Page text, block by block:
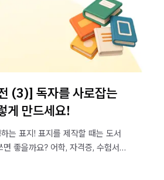
(3)] 독자를 사로잡는
게 만드세요!
는 표지! 표지를 제작할 때는 도서
좋을까요? 어학, 자격증, 수험서